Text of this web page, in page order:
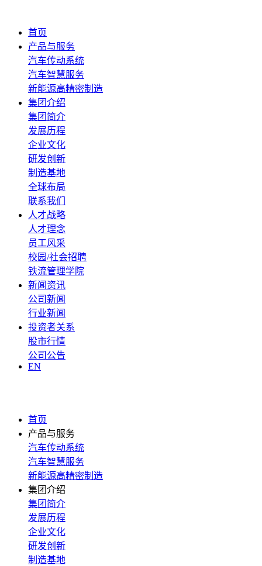
首页
产品与服务
汽车传动系统
汽车智慧服务
新能源高精密制造
集团介绍
集团简介
发展历程
企业文化
研发创新
制造基地
全球布局
联系我们
人才战略
人才理念
员工风采
校园/社会招聘
铁流管理学院
新闻资讯
公司新闻
行业新闻
投资者关系
股市行情
公司公告
EN
首页
产品与服务
汽车传动系统
汽车智慧服务
新能源高精密制造
集团介绍
集团简介
发展历程
企业文化
研发创新
制造基地